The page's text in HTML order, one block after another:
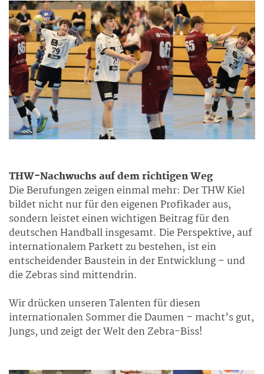
THW-Nachwuchs auf dem richtigen Weg
Die Berufungen zeigen einmal mehr: Der THW Kiel
bildet nicht nur für den eigenen Profikader aus,
sondern leistet einen wichtigen Beitrag für den
deutschen Handball insgesamt. Die Perspektive, auf
internationalem Parkett zu bestehen, ist ein
entscheidender Baustein in der Entwicklung – und
die Zebras sind mittendrin.
Wir drücken unseren Talenten für diesen
internationalen Sommer die Daumen – macht’s gut,
Jungs, und zeigt der Welt den Zebra-Biss!